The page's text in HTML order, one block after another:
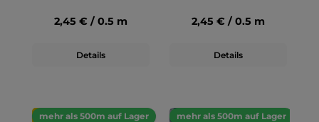
2,45 € / 0.5 m
Details
2,45 € / 0.5 m
Details
mehr als 500m auf Lager mehr als 500m auf Lager